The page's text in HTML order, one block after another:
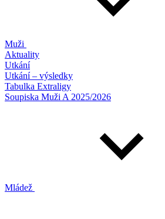
Muži
Aktuality
Utkání
Utkání – výsledky
Tabulka Extraligy
Soupiska Muži A 2025/2026
Mládež